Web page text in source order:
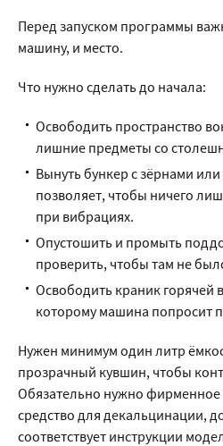
Перед запуском программы
машину, и место.
Что нужно сделать до начала:
Освободить пространство
лишние предметы со
Вынуть бункер с зёрнами
позволяет, чтобы ничего
при вибрациях.
Опустошить и промыть
проверить, чтобы там не
Освободить краник горячей
которому машина попросит
Нужен минимум один литр
прозрачный кувшин, чтобы
Обязательно нужно фирменное
средство для декальцинации,
соответствует инструкции